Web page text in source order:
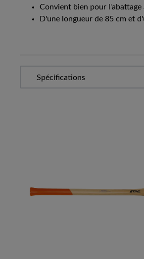
Convient bien pour l'abattage
D'une longueur de 85 cm et